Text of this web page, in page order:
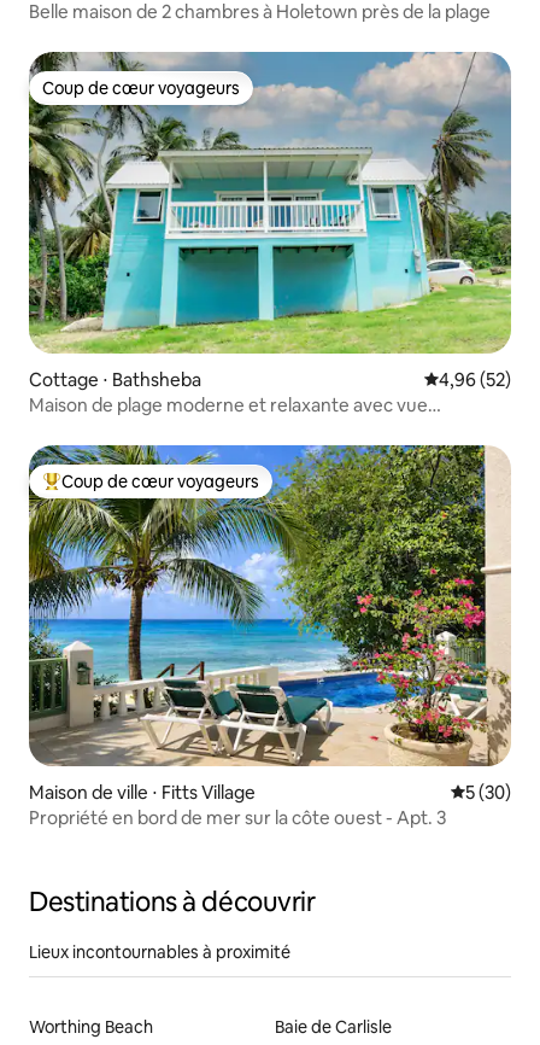
Belle maison de 2 chambres à Holetown près de la plage
Coup de cœur voyageurs
Coup de cœur voyageurs
Cottage ⋅ Bathsheba Évaluation
4,96 (52)
Maison de plage moderne et relaxante avec vue
Coups de cœur voyageurs les plus appréciés
Coup de cœur voyageurs
Maison de ville ⋅ Fitts Village
5 (30)
Propriété en bord de mer sur la côte ouest - Apt. 3
Destinations à découvrir
Lieux incontournables à proximité
Worthing Beach Baie de Carlisle